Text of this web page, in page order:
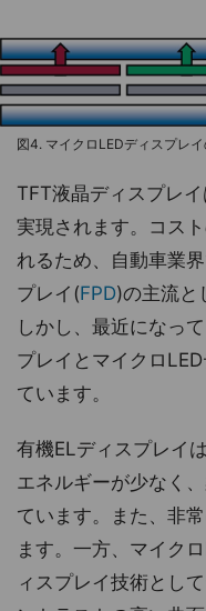
図4. マイクロLEDディスプレ
TFT液晶ディスプレ
実現されます。コス
れるため、自動車業
プレイ(FPD)の主流と
しかし、最近になっ
プレイとマイクロ
ています。
有機ELディスプレイ
エネルギーが少なく
ています。また、非
ます。一方、マイク
ィスプレイ技術とし